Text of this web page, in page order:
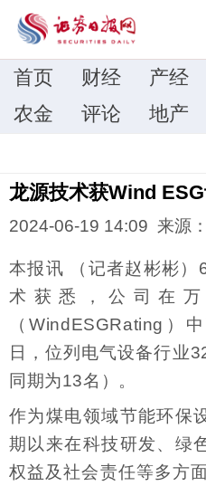
首页 财经 产经
农金
评论 地产
龙源技术获Wind
2024-06-19 14:09 来源
本报讯 （记者赵彬彬）
术获悉，公司在万
（WindESGRating）
日，位列电气设备行业
同期为13名）。
作为煤电领域节能环保
期以来在科技研发、绿
权益及社会责任等多方